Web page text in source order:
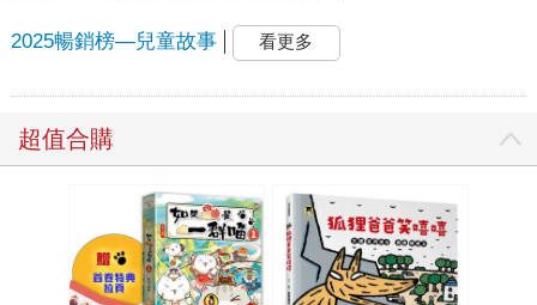
2025暢銷榜—兒童故事 看更多
超值合購